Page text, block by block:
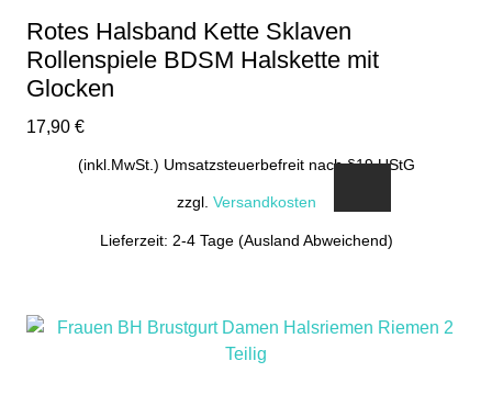
Rotes Halsband Kette Sklaven
Rollenspiele BDSM Halskette mit
Glocken
17,90 €
(inkl.MwSt.) Umsatzsteuerbefreit nach §19 UStG
zzgl. Versandkosten
Lieferzeit: 2-4 Tage (Ausland Abweichend)